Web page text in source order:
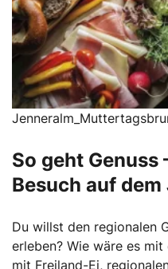
So geht Genuss
Besuch auf
Du willst den regionalen
erleben? Wie wäre es
mit Freiland-Ei,